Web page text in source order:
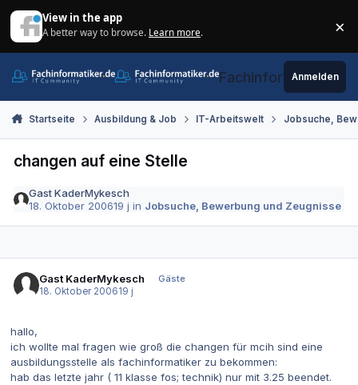
View in the app
A better way to browse. Learn more. ×
Fachinformatiker.de
Anmelden
Startseite Ausbildung & Job IT-Arbeitswelt Jobsuche,
changen auf eine Stelle
Gast KaderMykesch
18. Oktober 200619 j in Jobsuche, Bewerbung und Zeugnisse
Gast KaderMykesch
Gäste
18. Oktober 200619 j
hallo,
ich wollte mal fragen wie groß die changen für mcih sind eine
ausbildungsstelle als fachinformatiker zu bekommen:
hab das letzte jahr ( 11 klasse fos; technik) nur mit 3.25 beendet.